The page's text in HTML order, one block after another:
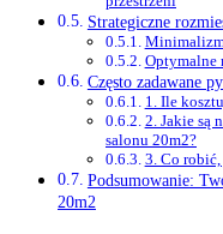
Strategiczne
Optymalne
Często zadawane
1. Ile
2. Jakie są
salonu 20m2?
3. Co
Podsumowanie:
20m2